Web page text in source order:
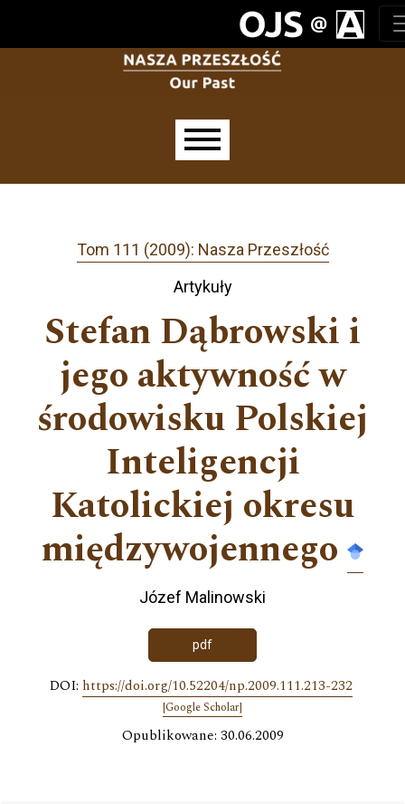
Tom 111 (2009): Nasza Przeszłość
Artykuły
Stefan Dąbrowski i
jego aktywność w
środowisku Polskiej
Inteligencji
Katolickiej okresu
międzywojennego
Józef Malinowski
pdf
DOI: https://doi.org/10.52204/np.2009.111.213-232
[Google Scholar]
Opublikowane: 30.06.2009